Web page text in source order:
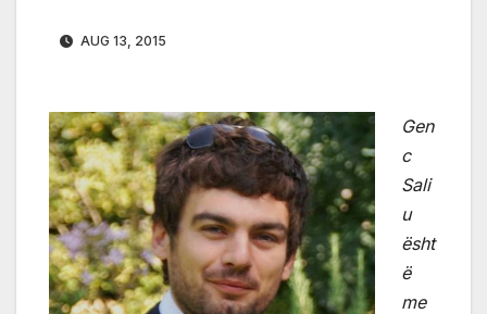
AUG 13, 2015
Gen
c
Sali
u
ësht
ë
me